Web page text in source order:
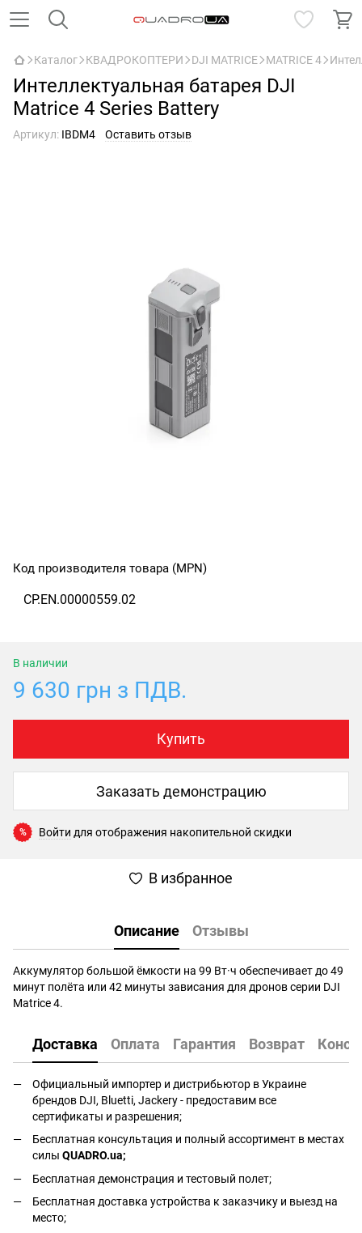
Каталог КВАДРОКОПТЕРИ DJI MATRICE MATRICE 4
Интеллектуальная батарея DJI
Matrice 4 Series Battery
Артикул: IBDM4 Оставить отзыв
Код производителя товара (MPN)
CP.EN.00000559.02
В наличии
9 630 грн з ПДВ.
Купить
Заказать демонстрацию
% Войти для отображения накопительной скидки
В избранное
Описание Отзывы
Аккумулятор большой ёмкости на 99 Вт·ч обеспечивает до 49
минут полёта или 42 минуты зависания для дронов серии DJI
Matrice 4.
Доставка Оплата Гарантия Возврат
Официальный импортер и дистрибьютор в Украине
брендов DJI, Bluetti, Jackery - предоставим все
сертификаты и разрешения;
Бесплатная консультация и полный ассортимент в местах
силы QUADRO.ua;
Бесплатная демонстрация и тестовый полет;
Бесплатная доставка устройства к заказчику и выезд на
место;